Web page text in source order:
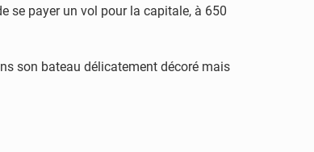
se payer un vol pour la capitale, à 650
son bateau délicatement décoré mais